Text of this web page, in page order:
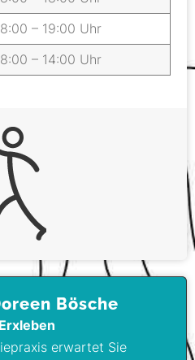
– 19:00 Uhr
– 14:00 Uhr
Bösche
erwartet Sie